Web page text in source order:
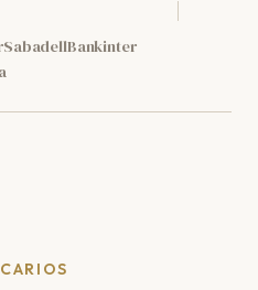
SabadellBankinter